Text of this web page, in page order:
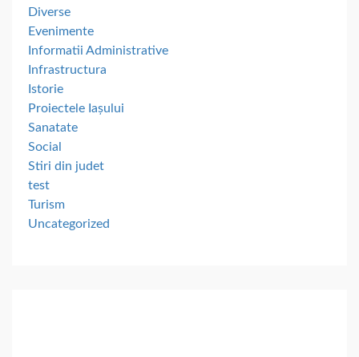
Diverse
Evenimente
Informatii Administrative
Infrastructura
Istorie
Proiectele Iașului
Sanatate
Social
Stiri din judet
test
Turism
Uncategorized